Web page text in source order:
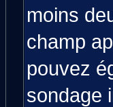
moins
champ
pouvez
sondage